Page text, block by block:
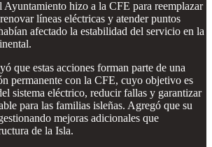
hizo a la CFE para reemplazar
líneas eléctricas y atender puntos
afectado la estabilidad del servicio en la
que estas acciones forman parte de una
permanente con la CFE, cuyo objetivo es
sistema eléctrico, reducir fallas y garantizar
para las familias isleñas. Agregó que su
mejoras adicionales que
de la Isla.